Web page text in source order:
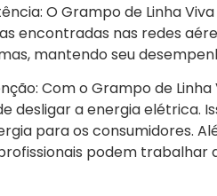
O Grampo de Linha
encontradas nas redes
mantendo seu
Com o Grampo de
desligar a energia elétrica.
para os consumidores.
podem